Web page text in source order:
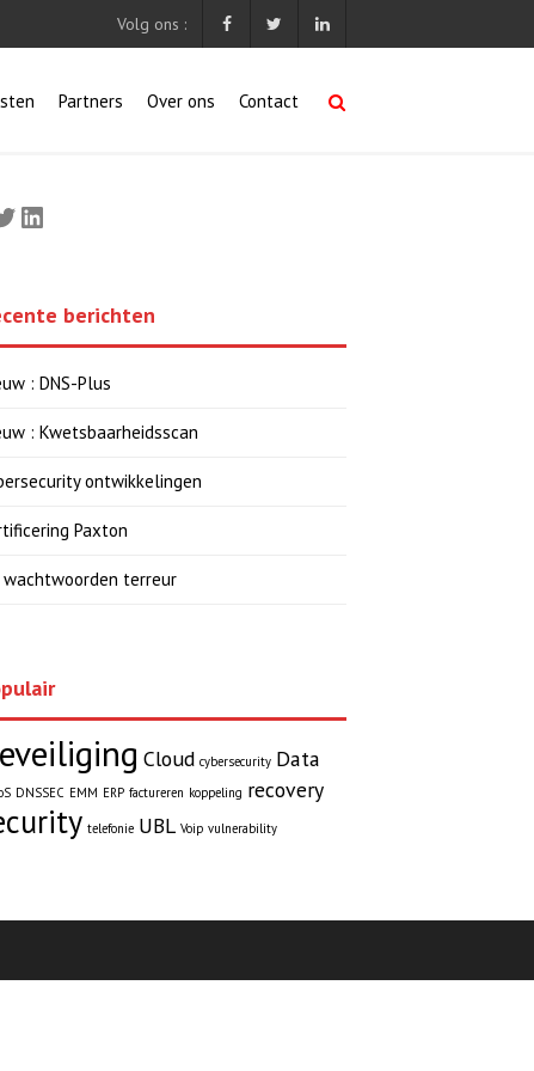
Volg ons :
Partners Over ons Contact
LinkedIn
berichten
: DNS-Plus
: Kwetsbaarheidsscan
ontwikkelingen
Paxton
wachtwoorden terreur
Cloud cybersecurity Data
DNSSEC EMM ERP factureren koppeling recovery
telefonie UBL Voip vulnerability